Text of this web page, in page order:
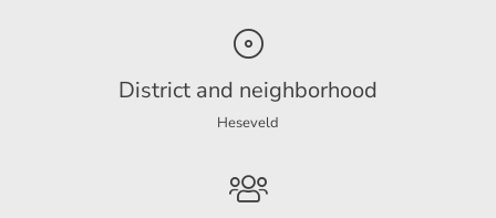
Furnished
Geen huisdieren
C
District and neighborhood
Heseveld